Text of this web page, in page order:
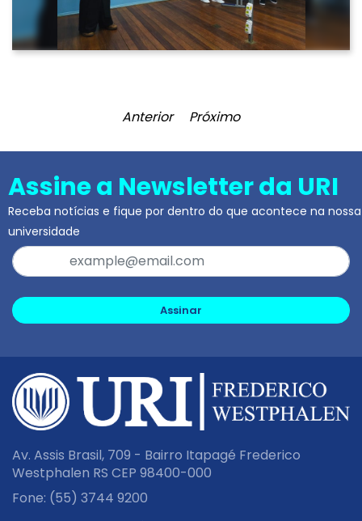
Anterior Próximo
Assine a Newsletter da URI
Receba notícias e fique por dentro do que acontece na nossa
universidade
Assinar
Av. Assis Brasil, 709 - Bairro Itapagé Frederico
Westphalen RS CEP 98400-000
Fone: (55) 3744 9200